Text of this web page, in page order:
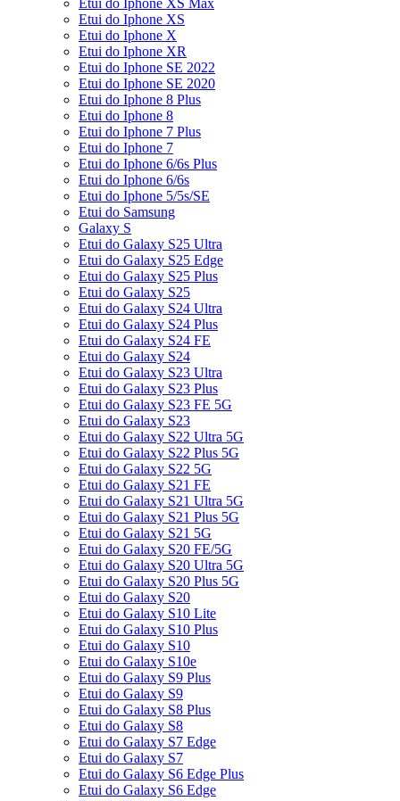
Etui do Iphone XS Max
Etui do Iphone XS
Etui do Iphone X
Etui do Iphone XR
Etui do Iphone SE 2022
Etui do Iphone SE 2020
Etui do Iphone 8 Plus
Etui do Iphone 8
Etui do Iphone 7 Plus
Etui do Iphone 7
Etui do Iphone 6/6s Plus
Etui do Iphone 6/6s
Etui do Iphone 5/5s/SE
Etui do Samsung
Galaxy S
Etui do Galaxy S25 Ultra
Etui do Galaxy S25 Edge
Etui do Galaxy S25 Plus
Etui do Galaxy S25
Etui do Galaxy S24 Ultra
Etui do Galaxy S24 Plus
Etui do Galaxy S24 FE
Etui do Galaxy S24
Etui do Galaxy S23 Ultra
Etui do Galaxy S23 Plus
Etui do Galaxy S23 FE 5G
Etui do Galaxy S23
Etui do Galaxy S22 Ultra 5G
Etui do Galaxy S22 Plus 5G
Etui do Galaxy S22 5G
Etui do Galaxy S21 FE
Etui do Galaxy S21 Ultra 5G
Etui do Galaxy S21 Plus 5G
Etui do Galaxy S21 5G
Etui do Galaxy S20 FE/5G
Etui do Galaxy S20 Ultra 5G
Etui do Galaxy S20 Plus 5G
Etui do Galaxy S20
Etui do Galaxy S10 Lite
Etui do Galaxy S10 Plus
Etui do Galaxy S10
Etui do Galaxy S10e
Etui do Galaxy S9 Plus
Etui do Galaxy S9
Etui do Galaxy S8 Plus
Etui do Galaxy S8
Etui do Galaxy S7 Edge
Etui do Galaxy S7
Etui do Galaxy S6 Edge Plus
Etui do Galaxy S6 Edge